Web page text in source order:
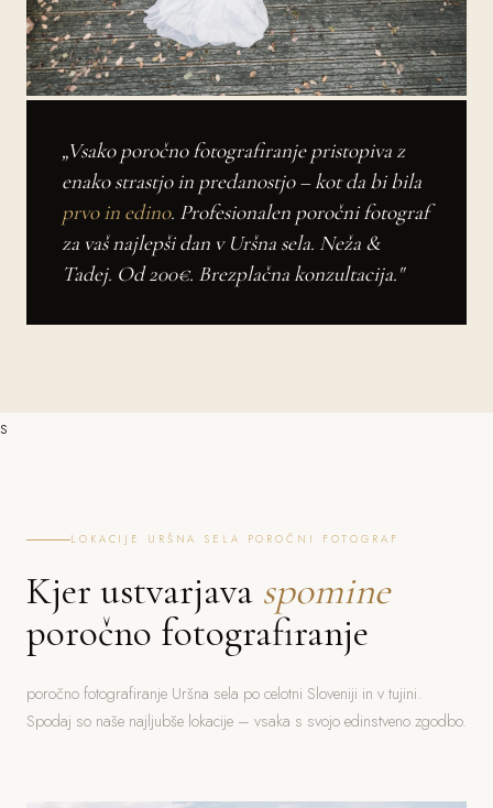
„Vsako poročno fotografiranje pristopiva z
enako strastjo in predanostjo – kot da bi bila
prvo in edino. Profesionalen poročni fotograf
za vaš najlepši dan v Uršna sela. Neža &
Tadej. Od 200€. Brezplačna konzultacija."
s
LOKACIJE URŠNA SELA POROČNI FOTOGRAF
Kjer ustvarjava spomine
poročno fotografiranje
poročno fotografiranje Uršna sela po celotni Sloveniji in v tujini.
Spodaj so naše najljubše lokacije – vsaka s svojo edinstveno zgodbo.